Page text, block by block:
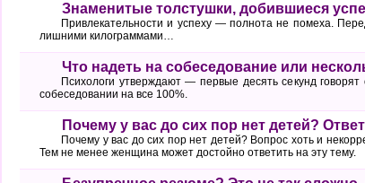
Знаменитые толстушки, добившиеся
Привлекательности и успеху — полнота не помеха.
лишними килограммами…
Что надеть на собеседование или
Психологи утверждают — первые десять секунд
собеседовании на все 100%.
Почему у вас до сих пор нет детей?
Почему у вас до сих пор нет детей? Вопрос хоть и
Тем не менее женщина может достойно ответить на эту тему.